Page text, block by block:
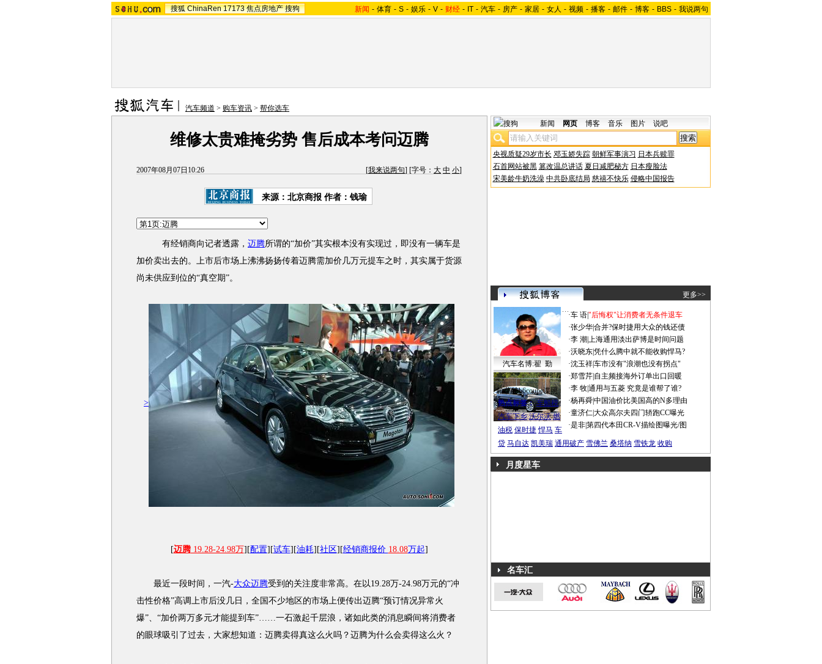
搜狐 ChinaRen 17173 焦点房地产 搜狗 新闻 - 体育 - S - 娱乐 - V - 财经 - IT - 汽车 - 房产 - 家居 - 女人 - 视频 - 播客 - 邮件 - 博客 - BBS - 我说两句
汽车频道 > 购车资讯 > 帮你选车
维修太贵难掩劣势 售后成本考问迈腾
2007年08月07日10:26 [我来说两句] [字号： 大 中 小]
来源：北京商报 作者：钱瑜
有经销商向记者透露， 迈腾所谓的“加价”其实根本没有实现过，即没有一辆车是
加价卖出去的。上市后市场上沸沸扬扬传着迈腾需加价几万元提车之时，其实属于货源
尚未供应到位的“真空期”。
>
[迈腾19.28-24.98万][配置][试车][油耗][社区][经销商报价 18.08万起]
最近一段时间，一汽-大众迈腾受到的关注度非常高。在以19.28万-24.98万元的“冲
击性价格”高调上市后没几日，全国不少地区的市场上便传出迈腾“预订情况异常火
爆”、“加价两万多元才能提到车”……一石激起千层浪，诸如此类的消息瞬间将消费者
的眼球吸引了过去，大家想知道：迈腾卖得真这么火吗？迈腾为什么会卖得这么火？
新闻 网页 博客 音乐 图片 说吧
央视质疑29岁市长 邓玉娇失踪 朝鲜军事演习 日本兵赎罪
石首网站被黑 篡改温总讲话 夏日减肥秘方 日本瘦脸法
宋美龄牛奶洗澡 中共卧底结局 慈禧不快乐 侵略中国报告
更多>>
汽车名博:翟 勤
帕萨特b6coupe谍照
·车 语|"后悔权"让消费者无条件退车
·张少华|合并?保时捷用大众的钱还债
·李 潮 上海通用淡出萨博是时间问题
·沃晓东|凭什么腾中就不能收购悍马?
·沈玉祥|车市没有"浪潮也没有拐点"
·郑雪芹| 自主频接海外订单出口回暖
·李 牧|通用与五菱 究竟是谁帮了谁?
·杨再舜|中国油价比美国高的N多理由
·童济仁|大众高尔夫四门轿跑CC曝光
·是非|第四代本田CR-V描绘图曝光/图
热点标签： 车船税
汽车下乡 沃尔沃 燃
油税 保时捷 悍马 车
贷 马自达 凯美瑞 通用破产 雪佛兰 桑塔纳 雪铁龙 收购
月度星车
名车汇